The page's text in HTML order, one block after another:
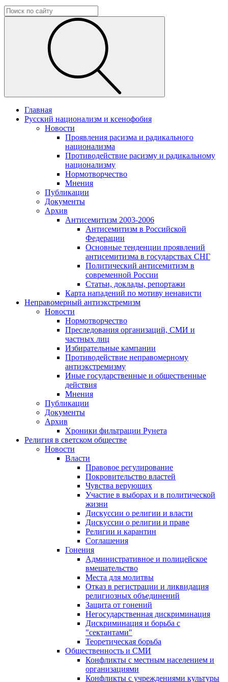
Главная
Русский национализм и ксенофобия
Новости
Проявления расизма и радикального
национализма
Противодействие расизму и радикальному
национализму
Нормотворчество
Мнения
Публикации
Документы
Архив
Антисемитизм 2003-2006
Антисемитизм в Российской
Федерации
Основные тенденции проявлений
антисемитизма в государствах СНГ
Политический антисемитизм в
современной России
Статьи, доклады, репортажи
Карта нападений по мотиву ненависти
Неправомерный антиэкстремизм
Новости
Нормотворчество
Преследования организаций, СМИ и
частных лиц
Избирательные кампании
Противодействие неправомерному
антиэкстремизму
Иные государственные и общественные
действия
Мнения
Публикации
Документы
Архив
Хроники фильтрации Рунета
Религия в светском обществе
Новости
Власти
Правовое регулирование
Покровительство властей
Чувства верующих
Участие в выборах и в политической
жизни
Дискуссии о религии и власти
Дискуссии о религии и праве
Религии и карантин
Соглашения
Гонения
Административное и полицейское
вмешательство
Места для молитвы
Отказ в регистрации и ликвидация
религиозных объединений
Защита от гонений
Негосударственная дискриминация
Дискриминация и борьба с
"сектантами"
Теоретическая борьба
Общественность и СМИ
Конфликты с местным населением и
организациями
Конфликты с учреждениями культуры